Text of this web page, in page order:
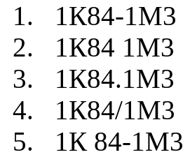
1. 1К84-1М3
2. 1К84 1М3
3. 1К84.1М3
4. 1К84/1М3
5. 1К 84-1М3